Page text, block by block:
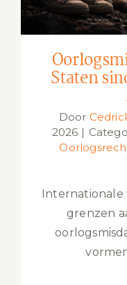
Staten
Door
2026 |
grenzen